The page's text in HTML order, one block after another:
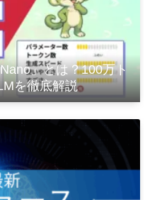
」とは？100万ト
を徹底解説